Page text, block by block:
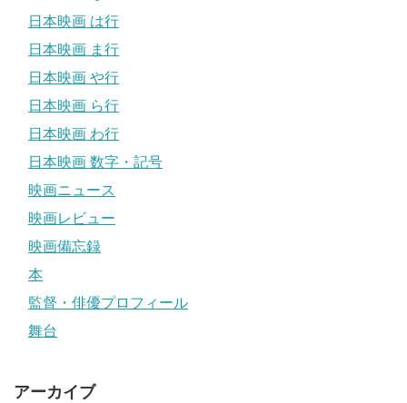
日本映画 は行
日本映画 ま行
日本映画 や行
日本映画 ら行
日本映画 わ行
日本映画 数字・記号
映画ニュース
映画レビュー
映画備忘録
本
監督・俳優プロフィール
舞台
アーカイブ